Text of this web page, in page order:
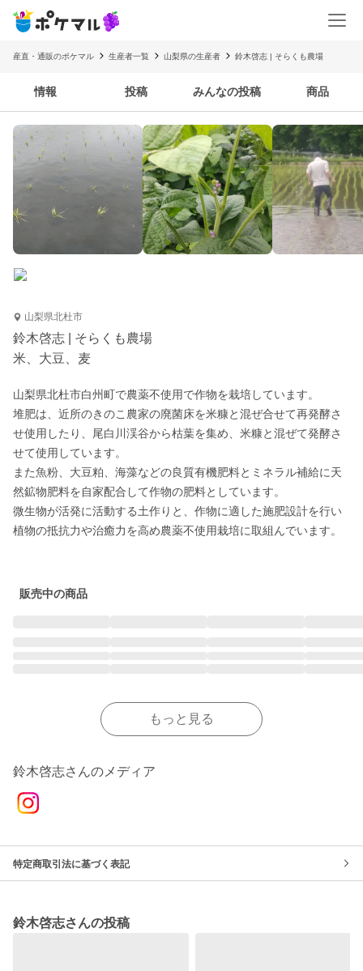
産直・通販のポケマル 生産者一覧 山梨県の生産者 鈴木啓志 | そらくも農場
情報 投稿 みんなの投稿 商品
山梨県北杜市
鈴木啓志 | そらくも農場
米、大豆、麦
山梨県北杜市白州町で農薬不使用で作物を栽培しています。
堆肥は、近所のきのこ農家の廃菌床を米糠と混ぜ合せて再発酵さ
せ使用したり、尾白川渓谷から枯葉を集め、米糠と混ぜて発酵さ
せて使用しています。
また魚粉、大豆粕、海藻などの良質有機肥料とミネラル補給に天
然鉱物肥料を自家配合して作物の肥料としています。
微生物が活発に活動する土作りと、作物に適した施肥設計を行い
植物の抵抗力や治癒力を高め農薬不使用栽培に取組んでいます。
販売中の商品
もっと見る
鈴木啓志さんのメディア
特定商取引法に基づく表記
鈴木啓志さんの投稿